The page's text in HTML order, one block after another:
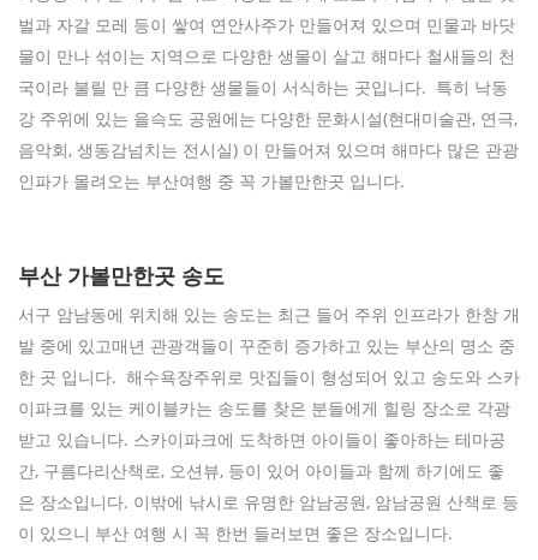
벌과 자갈 모레 등이 쌓여 연안사주가 만들어져 있으며 민물과 바닷
물이 만나 섞이는 지역으로 다양한 생물이 살고 해마다 철새들의 천
국이라 불릴 만 큼 다양한 생물들이 서식하는 곳입니다. 특히 낙동
강 주위에 있는 을슥도 공원에는 다양한 문화시설(현대미술관, 연극,
음악회, 생동감넘치는 전시실) 이 만들어져 있으며 해마다 많은 관광
인파가 몰려오는 부산여행 중 꼭 가볼만한곳 입니다.
부산 가볼만한곳 송도
서구 암남동에 위치해 있는 송도는 최근 들어 주위 인프라가 한창 개
발 중에 있고매년 관광객들이 꾸준히 증가하고 있는 부산의 명소 중
한 곳 입니다. 해수욕장주위로 맛집들이 형성되어 있고 송도와 스카
이파크를 있는 케이블카는 송도를 찾은 분들에게 힐링 장소로 각광
받고 있습니다. 스카이파크에 도착하면 아이들이 좋아하는 테마공
간, 구름다리산책로, 오션뷰, 등이 있어 아이들과 함께 하기에도 좋
은 장소입니다. 이밖에 낚시로 유명한 암남공원, 암남공원 산책로 등
이 있으니 부산 여행 시 꼭 한번 들러보면 좋은 장소입니다.